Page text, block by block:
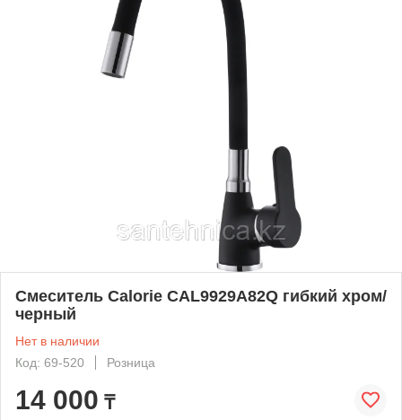
Смеситель Calorie CAL9929A82Q гибкий хром/
черный
Нет в наличии
Код: 69-520
Розница
14 000 ₸